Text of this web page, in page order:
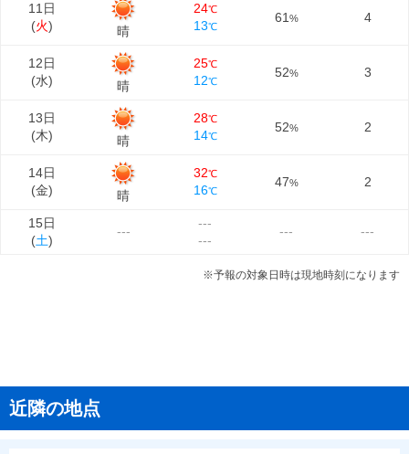
11日
(火) 晴
24℃
13℃
61 % 4
12日
(水) 晴
25℃
12℃
52% 3
13日
(木) 晴
28℃
14℃
52% 2
14日
(金) 晴
32℃
16℃
47% 2
15日
(土)
---
---
---
--- ---
※予報の対象日時は現地時刻になります
近隣の地点